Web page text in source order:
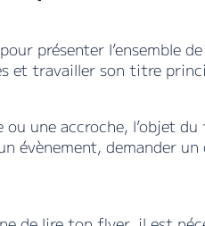
présenter l’ensemble
et travailler son titre
une accroche, l’objet du
évènement, demander un